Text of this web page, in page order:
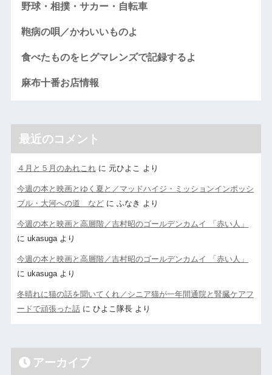
野球・相撲・サカー・自転車
鞄病の唄／かわいいものよ
食べたものをヒグマレンズで記録するよ
麻布十番お店情報
最近のコメント
４月と５月のあれこれに 元ひよこ より
今週の本と映画とゆく夏と／マッドハイジ・ミッションインポッシ
ブル・大河への道 などに ふなき より
今週の本と映画と高層階／吉村昭のゴールデンカムイ 「赤い人」
に ukasugaより
今週の本と映画と高層階／吉村昭のゴールデンカムイ 「赤い人」
に ukasugaより
冬晴れに猫の話を聞いてくれ／シニア猫が一年間通院と腎臓ケアフ
ードで頑張った話に ひよこ隊長より
アーカイブ